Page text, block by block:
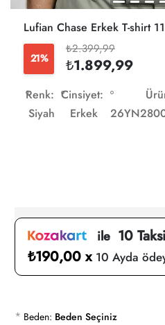
Lufian Chase Erkek T-shirt
21%
₺2.399,99
₺1.899,99
Renk:
Siyah
Cinsiyet:
Erkek
ile10
₺190,00 x 10 Ayda
* Beden: Beden Seçiniz